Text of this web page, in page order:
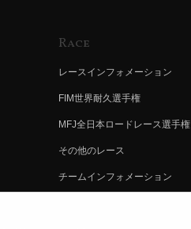
Race
レースインフォメーション
FIM世界耐久選手権
MFJ全日本ロードレース選手権
その他のレース
チームインフォメーション